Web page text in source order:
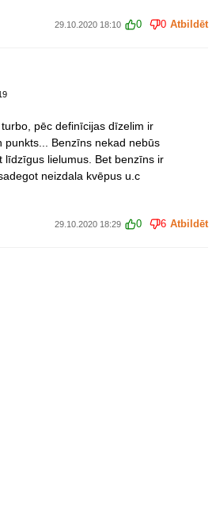
29.10.2020 18:10 0 0 Atbildēt
pēc definīcijas dīzelim ir
punkts... Benzīns nekad nebūs
līdzīgus lielumus. Bet benzīns ir
neizdala kvēpus u.c
29.10.2020 18:29 0 6 Atbildēt